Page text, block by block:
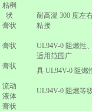
粘稠
状
耐高温 300 度左
粘接
膏状
膏状 UL94V-0 阻燃性
适用范围广
膏状
具 UL94V-0 阻燃
流动
液体
UL94V-0 阻燃等
膏状